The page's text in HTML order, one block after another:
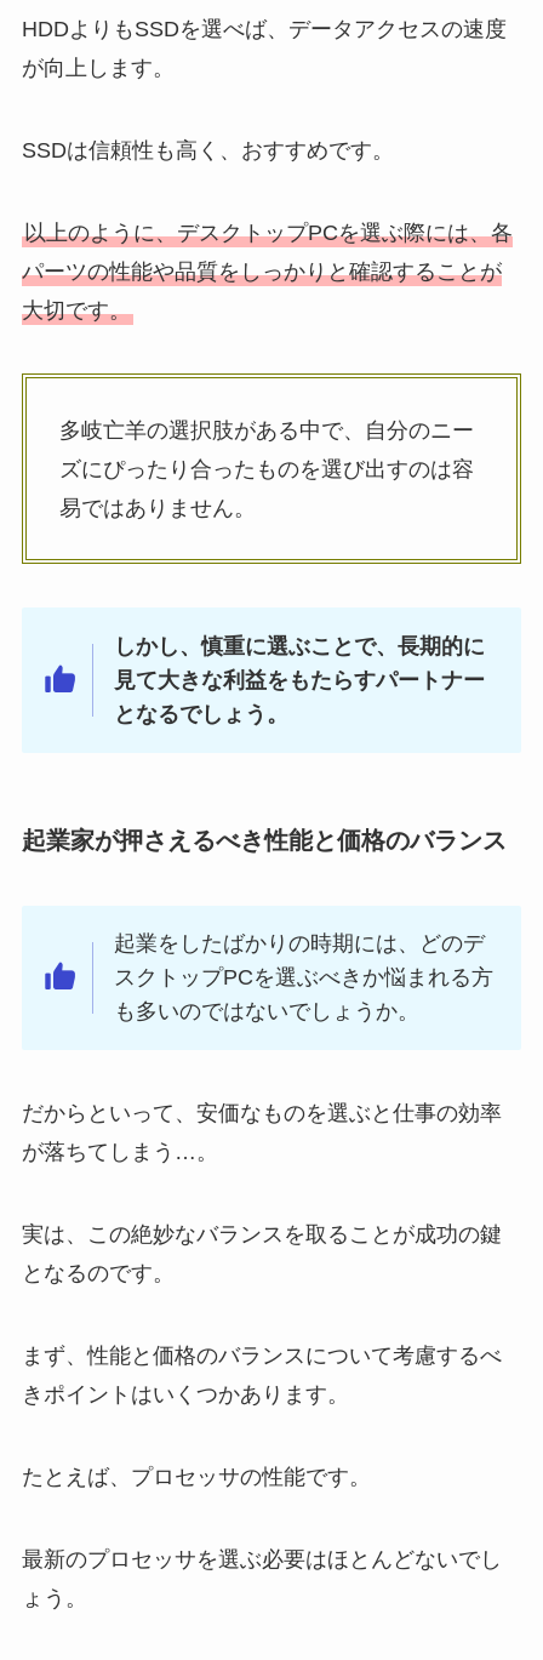
HDDよりもSSDを選べば、データアクセスの速度
が向上します。
SSDは信頼性も高く、おすすめです。
以上のように、デスクトップPCを選ぶ際には、各
パーツの性能や品質をしっかりと確認することが
大切です。
多岐亡羊の選択肢がある中で、自分のニー
ズにぴったり合ったものを選び出すのは容
易ではありません。
しかし、慎重に選ぶことで、長期的に
見て大きな利益をもたらすパートナー
となるでしょう。
起業家が押さえるべき性能と価格のバランス
起業をしたばかりの時期には、どのデ
スクトップPCを選ぶべきか悩まれる方
も多いのではないでしょうか。
だからといって、安価なものを選ぶと仕事の効率
が落ちてしまう…。
実は、この絶妙なバランスを取ることが成功の鍵
となるのです。
まず、性能と価格のバランスについて考慮するべ
きポイントはいくつかあります。
たとえば、プロセッサの性能です。
最新のプロセッサを選ぶ必要はほとんどないでし
ょう。